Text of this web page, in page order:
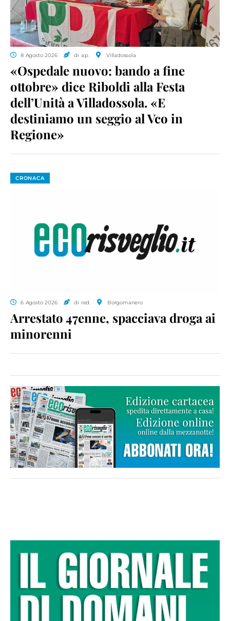
8 Agosto 2026 di a.p. Villadossola
«Ospedale nuovo: bando a fine
ottobre» dice Riboldi alla Festa
dell’Unità a Villadossola. «E
destiniamo un seggio al Vco in
Regione»
CRONACA
6 Agosto 2026 di red. Borgomanero
Arrestato 47enne, spacciava droga ai
minorenni